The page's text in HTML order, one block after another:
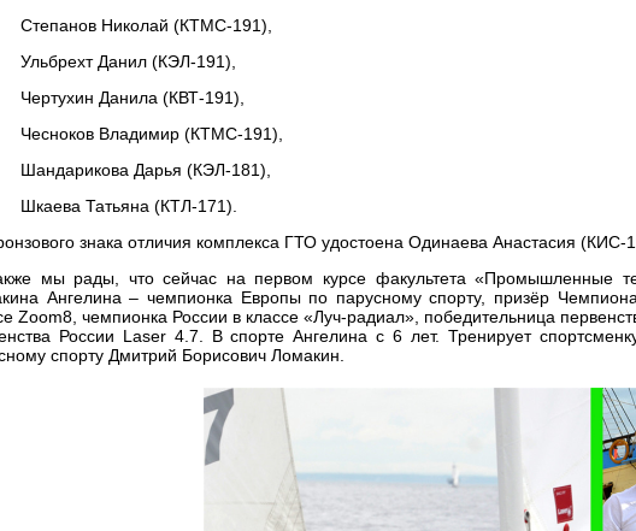
Степанов Николай (КТМС-191),
Ульбрехт Данил (КЭЛ-191),
Чертухин Данила (КВТ-191),
Чесноков Владимир (КТМС-191),
Шандарикова Дарья (КЭЛ-181),
Шкаева Татьяна (КТЛ-171).
знака отличия комплекса ГТО удостоена Одинаева Анастасия (КИС-
мы рады, что сейчас на первом курсе факультета «Промышленные
Ангелина – чемпионка Европы по парусному спорту, призёр
Zoom8, чемпионка России в классе «Луч-радиал», победительница
России Laser 4.7. В спорте Ангелина с 6 лет. Тренирует
спорту Дмитрий Борисович Ломакин.